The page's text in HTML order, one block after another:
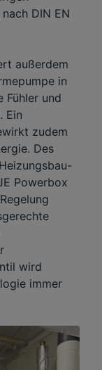
DIN EN
außerdem
in
Fühler und
Ein
zudem
Des
Powerbox
wird
immer